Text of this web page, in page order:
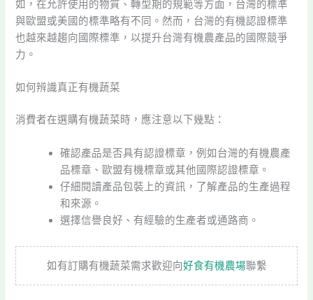
如，在允許使用的物質、轉型期的規範等方面，台灣的標準
與歐盟或美國的標準略有不同。然而，台灣的有機認證標準
也越來越趨向國際標準，以提升台灣有機農產品的國際競爭
力。
如何辨識真正有機蔬菜
消費者在選購有機蔬菜時，應注意以下幾點：
確認產品是否具有認證標章，例如台灣的有機農產
品標章、歐盟有機標章或其他國際認證標章。
仔細閱讀產品包裝上的資訊，了解產品的生產過程
和來源。
選擇信譽良好、有經驗的生產者或通路商。
如有訂購有機蔬菜需求歡迎向好食有機農場聯繫